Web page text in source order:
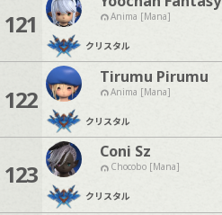
121 Anima [Mana]
クリスタル
122
Tirumu Pirumu
Anima [Mana]
クリスタル
123
Coni Sz
Chocobo [Mana]
クリスタル